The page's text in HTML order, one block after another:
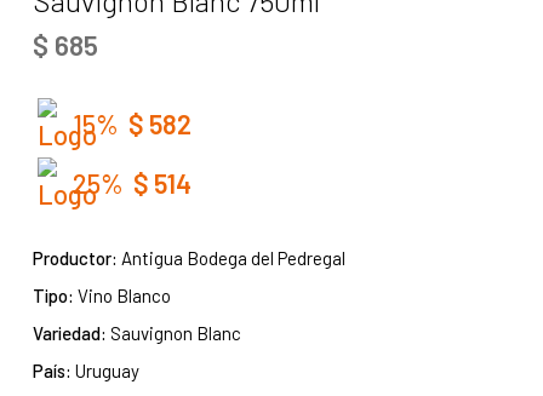
$ 685
15% $ 582
25% $ 514
Productor: Antigua Bodega del Pedregal
Tipo: Vino Blanco
Variedad: Sauvignon Blanc
País: Uruguay